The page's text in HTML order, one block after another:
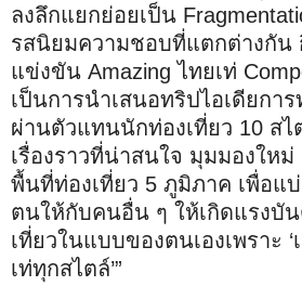
ลงลึกแยกย่อยเป็น
รสนิยมความชอบที่แตกต่างกัน
แข่งขัน Amazing ไทยเท่
เป็นการนำเสนอทริปไอเดียกา
ผ่านตัวแทนนักท่องเที่ยว 10 ส
เรื่องราวที่น่าสนใจ มุมมองให
พื้นที่ท่องเที่ยว 5 ภูมิภาค เพื่อแ
ตนให้กับคนอื่น ๆ ให้เกิดแรงบั
เที่ยวในแบบของตนเองเพราะ
เท่ทุกสไตล์’”